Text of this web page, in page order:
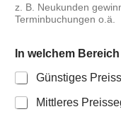
z. B. Neu­kun­den
Ter­min­bu­chun­gen o.ä.
In wel­chem
Güns­ti­ges
Mitt­le­res